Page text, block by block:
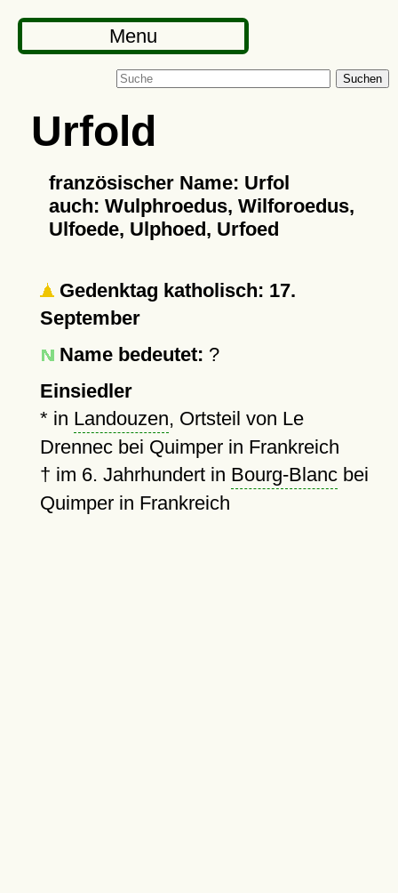
Menu
Suchen
Urfold
französischer Name: Urfol
auch: Wulphroedus, Wilforoedus,
Ulfoede, Ulphoed, Urfoed
Gedenktag katholisch: 17.
September
Name bedeutet: ?
Einsiedler
* in Landouzen, Ortsteil von Le
Drennec bei Quimper in Frankreich
† im 6. Jahrhundert in Bourg-Blancbei
Quimper in Frankreich